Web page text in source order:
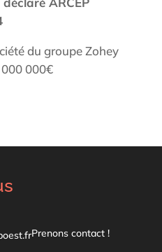
du groupe Zohey
000€
Prenons contact !